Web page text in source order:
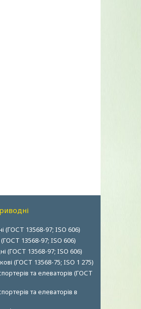
(ГОСТ 13568-97; ISO 606)
13568-97; ISO 606)
(ГОСТ 13568-97; ISO 606)
(ГОСТ 13568-75; ISO 1 275)
та елеваторів (ГОСТ
та елеваторів в